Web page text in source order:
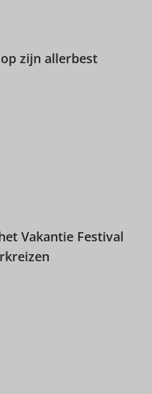
zijn allerbest
Vakantie Festival